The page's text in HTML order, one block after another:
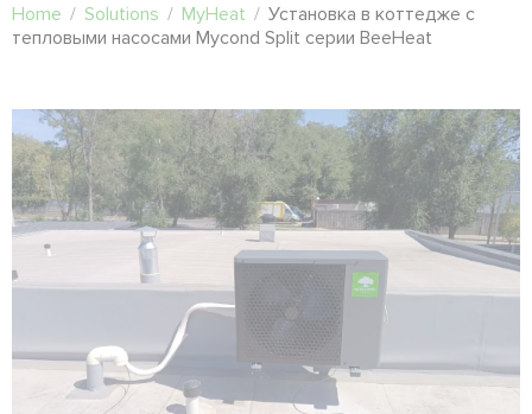
Home / Solutions / MyHeat / Установка в коттедже с
тепловыми насосами Mycond Split серии BeeHeat